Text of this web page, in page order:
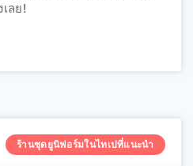
ลย!
ร้านชุดยูนิฟอร์มในไทเปที่แนะนำ